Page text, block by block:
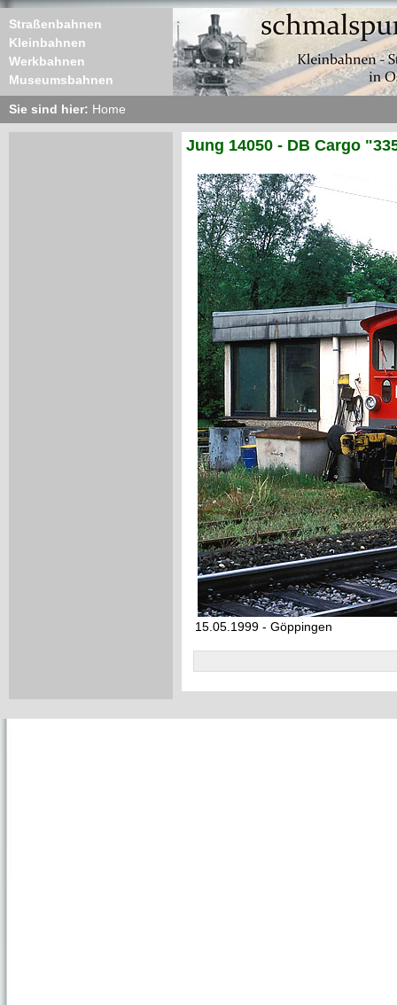
Straßenbahnen
Kleinbahnen
Werkbahnen
Museumsbahnen
Sie sind hier: Home
Jung 14050 - DB Cargo
15.05.1999 - Göppingen